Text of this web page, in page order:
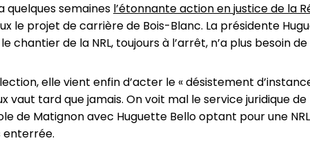
quelques semaines l’étonnante action en justice de la
le projet de carrière de Bois-Blanc. La présidente
chantier de la NRL, toujours à l’arrêt, n’a plus besoin
elle vient enfin d’acter le « désistement
vaut tard que jamais. On voit mal le service juridique
de Matignon avec Huguette Bello optant pour une
enterrée.